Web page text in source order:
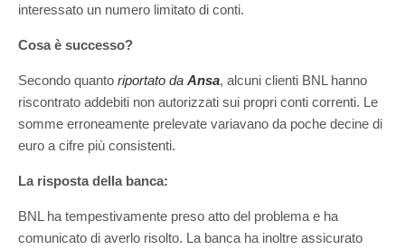
interessato un numero limitato di conti.
Cosa è successo?
Secondo quanto riportato da Ansa, alcuni clienti BNL hanno
riscontrato addebiti non autorizzati sui propri conti correnti. Le
somme erroneamente prelevate variavano da poche decine di
euro a cifre più consistenti.
La risposta della banca:
BNL ha tempestivamente preso atto del problema e ha
comunicato di averlo risolto. La banca ha inoltre assicurato